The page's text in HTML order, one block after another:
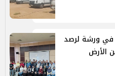
ورشة لرصد
الأرض